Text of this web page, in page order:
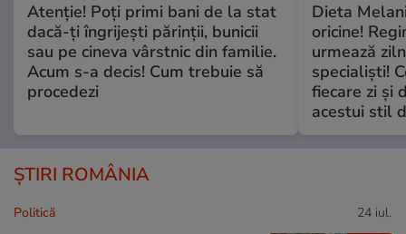
Atenție! Poți primi bani de la stat
dacă-ți îngrijești părinții, bunicii
sau pe cineva vârstnic din familie.
Acum s-a decis! Cum trebuie să
procedezi
Dieta
oricine!
urmează
specialiști!
fiecare zi și
acestui stil
ȘTIRI ROMÂNIA
Politică 24 iul.